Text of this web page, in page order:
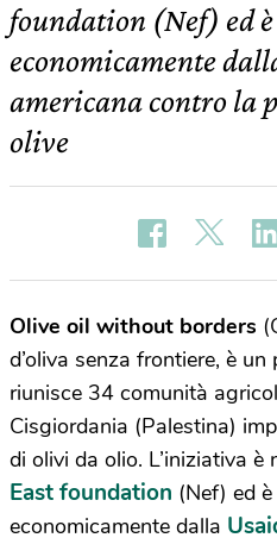
foundation (Nef) ed
economicamente
americana contro la
olive
Olive oil without borders
d’oliva senza frontiere, è
riunisce 34 comunità
Cisgiordania (Palestina)
di olivi da olio. L’iniziativa è
East foundation (Nef) ed
economicamente dalla